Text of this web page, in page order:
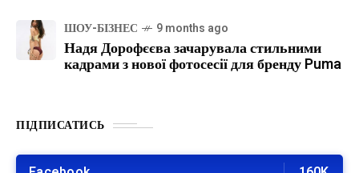
ШОУ-БІЗНЕС 9 months ago
Надя Дорофєєва зачарувала стильними
кадрами з нової фотосесії для бренду Puma
ПІДПИСАТИСЬ